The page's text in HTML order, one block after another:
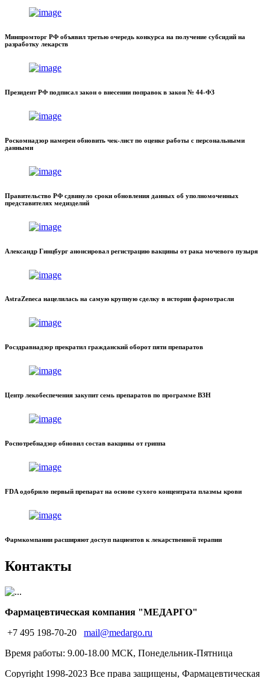
Минпромторг РФ объявил третью очередь конкурса на получение субсидий на
разработку лекарств
Президент РФ подписал закон о внесении поправок в закон № 44-ФЗ
Роскомнадзор намерен обновить чек-лист по оценке работы с персональными
данными
Правительство РФ сдвинуло сроки обновления данных об уполномоченных
представителях медизделий
Александр Гинцбург анонсировал регистрацию вакцины от рака мочевого пузыря
AstraZeneca нацелилась на самую крупную сделку в истории фармотрасли
Росздравнадзор прекратил гражданский оборот пяти препаратов
Центр лекобеспечения закупит семь препаратов по программе ВЗН
Роспотребнадзор обновил состав вакцины от гриппа
FDA одобрило первый препарат на основе сухого концентрата плазмы крови
Фармкомпании расширяют доступ пациентов к лекарственной терапии
Контакты
Фармацевтическая компания "МЕДАРГО"
+7 495 198-70-20
mail@medargo.ru
Время работы: 9.00-18.00 МСК, Понедельник-Пятница
Copyright 1998-2023 Все права защищены, Фармацевтическая